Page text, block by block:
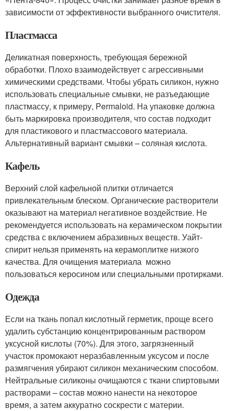
зависимости от эффективности выбранного очистителя.
Пластмасса
Деликатная поверхность, требующая бережной
обработки. Плохо взаимодействует с агрессивными
химическими средствами. Чтобы убрать силикон, нужно
использовать специальные смывки, не разъедающие
пластмассу, к примеру, Permaloid. На упаковке должна
быть маркировка производителя, что состав подходит
для пластикового и пластмассового материала.
Альтернативный вариант смывки – соляная кислота.
Кафель
Верхний слой кафельной плитки отличается
привлекательным блеском. Органические растворители
оказывают на материал негативное воздействие. Не
рекомендуется использовать на керамическом покрытии
средства с включением абразивных веществ. Уайт-
спирит нельзя применять на керамоплитке низкого
качества. Для очищения материала можно
пользоваться керосином или специальными протирками.
Одежда
Если на ткань попал кислотный герметик, проще всего
удалить субстанцию концентрированным раствором
уксусной кислоты (70%). Для этого, загрязненный
участок промокают неразбавленным уксусом и после
размягчения убирают силикон механическим способом.
Нейтральные силиконы очищаются с ткани спиртовыми
растворами – состав можно нанести на некоторое
время, а затем аккуратно соскрести с материи.